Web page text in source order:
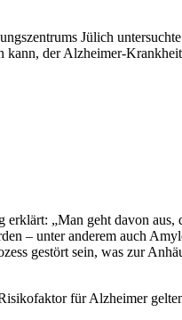
Jülich
kann, der Alzheimer-
„Man geht davon aus,
– unter anderem auch
gestört sein, was zur
für Alzheimer